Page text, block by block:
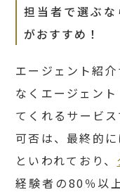
担当者で選ぶ
がおすすめ！
エージェント紹
なくエージェン
てくれるサービ
可否は、最終的
といわれており、
経験者の80％以